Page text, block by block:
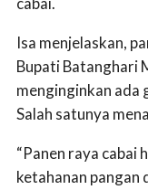
Isa menjelaskan,
Bupati Batanghari
menginginkan ada
Salah satunya
“Panen raya cabai
ketahanan pangan